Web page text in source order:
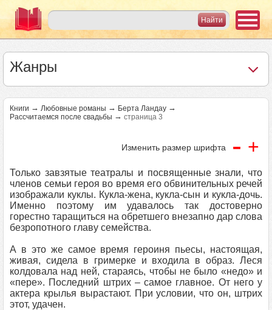
Жанры
Книги → Любовные романы → Берта Ландау →
Рассчитаемся после свадьбы → страница 3
Изменить размер шрифта - +
Только завзятые театралы и посвященные знали, что
членов семьи героя во время его обвинительных речей
изображали куклы. Кукла-жена, кукла-сын и кукла-дочь.
Именно поэтому им удавалось так достоверно
горестно таращиться на обретшего внезапно дар слова
безропотного главу семейства.
А в это же самое время героиня пьесы, настоящая,
живая, сидела в гримерке и входила в образ. Леся
колдовала над ней, стараясь, чтобы не было «недо» и
«пере». Последний штрих – самое главное. От него у
актера крылья вырастают. При условии, что он, штрих
этот, удачен.